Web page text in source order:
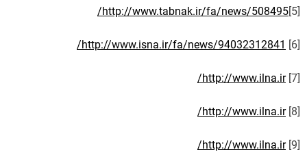
[5]
http://www.tabnak.ir/fa/news/508495/
[6]
http://www.isna.ir/fa/news/94032312841/
[7]
http://www.ilna.ir/
[8]
http://www.ilna.ir/
[9]
http://www.ilna.ir/